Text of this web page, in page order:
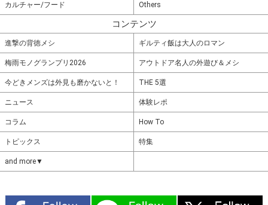
カルチャー/フード Others
コンテンツ
進撃の背徳メシ ギルティ飯は大人のロマン
梅雨モノグランプリ2026 アウトドア名人の外遊び＆メシ
今どきメンズは外見も磨かないと！ THE 5選
ニュース 体験レポ
コラム How To
トピックス 特集
and more▼